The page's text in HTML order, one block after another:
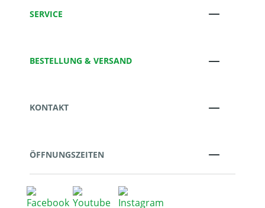
SERVICE
BESTELLUNG & VERSAND
KONTAKT
ÖFFNUNGSZEITEN